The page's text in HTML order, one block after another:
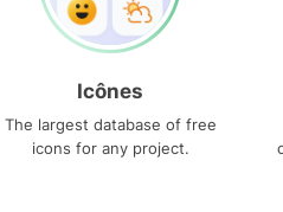
Icônes
The largest database of free
icons for any project.